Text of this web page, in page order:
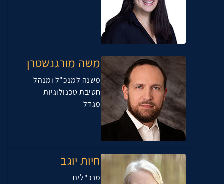
משה מורגנשטרן
משנה למנכ"ל ומנהל
חטיבת טכנולוגיות
מגדל
חיות יוגב
מנכ"לית